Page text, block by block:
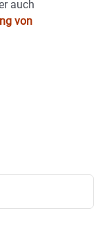
auch
von